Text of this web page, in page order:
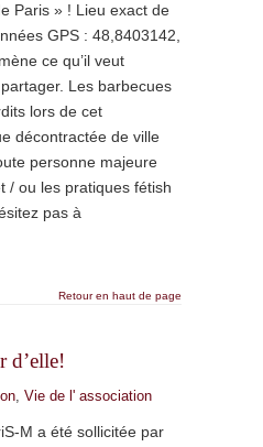
Paris » ! Lieu exact de
GPS : 48,8403142,
ce qu’il veut
Les barbecues
lors de cet
décontractée de ville
personne majeure
/ ou les pratiques fétish
pas à
Retour en haut de page
d’elle!
, Vie de l' association
M a été sollicitée par